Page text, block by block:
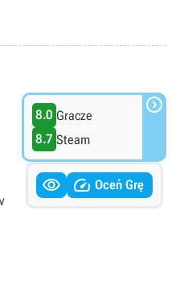
8.0 Gracze
8.7 Steam

  Oceń Grę